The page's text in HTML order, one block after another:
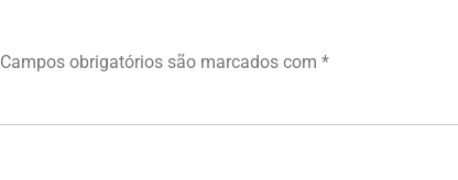
Campos obrigatórios são marcados com *